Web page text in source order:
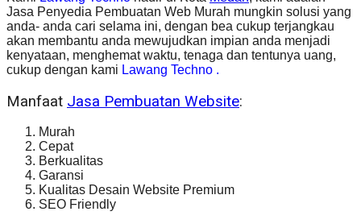
Jasa Penyedia Pembuatan Web Murah mungkin solusi yang
anda- anda cari selama ini, dengan bea cukup terjangkau
akan membantu anda mewujudkan impian anda menjadi
kenyataan, menghemat waktu, tenaga dan tentunya uang,
cukup dengan kami Lawang Techno .
Manfaat Jasa Pembuatan Website:
Murah
Cepat
Berkualitas
Garansi
Kualitas Desain Website Premium
SEO Friendly